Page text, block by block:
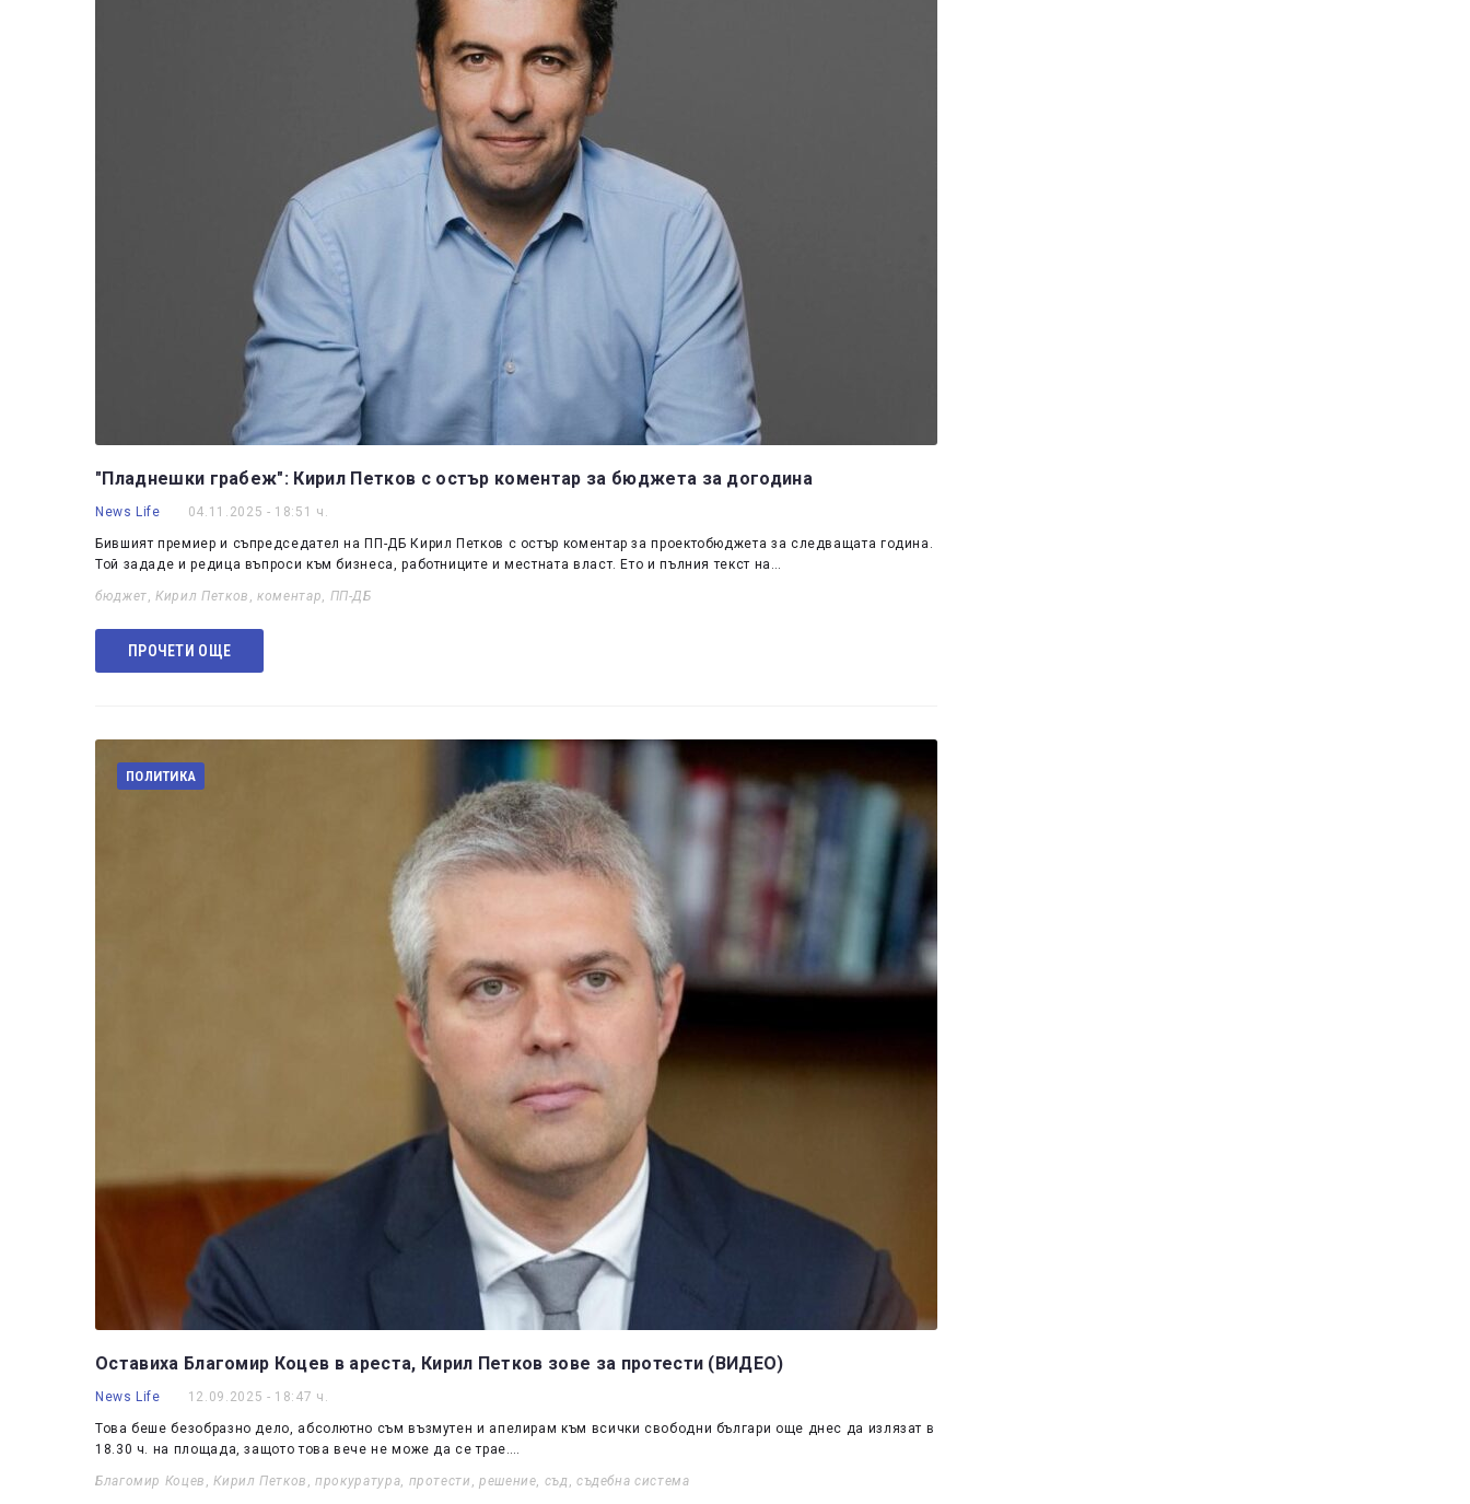
"Пладнешки грабеж": Кирил Петков с остър коментар за бюджета за догодина
News Life 04.11.2025 - 18:51 ч.
Бившият премиер и съпредседател на ПП-ДБ Кирил Петков с остър коментар за проектобюджета за следващата година.
Той зададе и редица въпроси към бизнеса, работниците и местната власт. Ето и пълния текст на…
бюджет,Кирил Петков ,коментар, ПП-ДБ
ПРОЧЕТИ ОЩЕ
ПОЛИТИКА
Оставиха Благомир Коцев в ареста, Кирил Петков зове за протести (ВИДЕО)
News Life 12.09.2025 - 18:47 ч.
Това беше безобразно дело, абсолютно съм възмутен и апелирам към всички свободни българи още днес да излязат в
18.30 ч. на площада, защото това вече не може да се трае.…
Благомир Коцев ,Кирил Петков ,прокуратура, протести , решение, съд , съдебна система